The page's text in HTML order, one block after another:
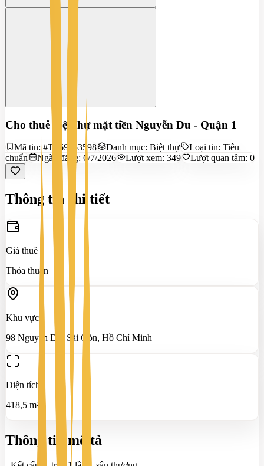
Cho thuê biệt thự mặt tiền Nguyễn Du - Quận 1
Mã tin:#TS69853598 Danh mục: Biệt thự Loại tin: Tiêu
chuẩn
Ngày đăng: 6/7/2026 Lượt xem: 349 Lượt quan tâm: 0
Thông tin chi tiết
Giá thuê
Thỏa thuận
Khu vực
98 Nguyễn Du, Sài Gòn, Hồ Chí Minh
Diện tích
418,5 m²
Thông tin mô tả